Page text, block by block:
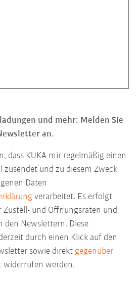
und mehr: Melden Sie
an.
dass KUKA mir regelmäßig einen
zusendet und zu diesem Zweck
Daten
verarbeitet. Es erfolgt
und Öffnungsraten und
den Newslettern. Diese
durch einen Klick auf den
sowie direktgegenüber
widerrufen werden.